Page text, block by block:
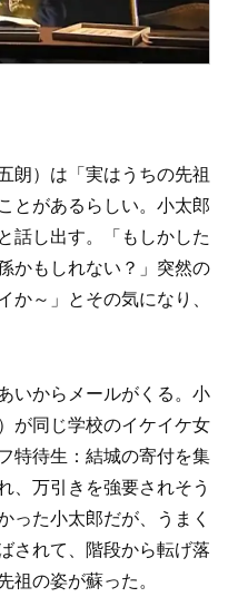
朗）は「実はうちの先祖
とがあるらしい。小太郎
話し出す。「もしかした
かもしれない？」突然の
か～」とその気になり、
いからメールがくる。小
が同じ学校のイケイケ女
特待生：結城の寄付を集
、万引きを強要されそう
った小太郎だが、うまく
されて、階段から転げ落
祖の姿が蘇った。